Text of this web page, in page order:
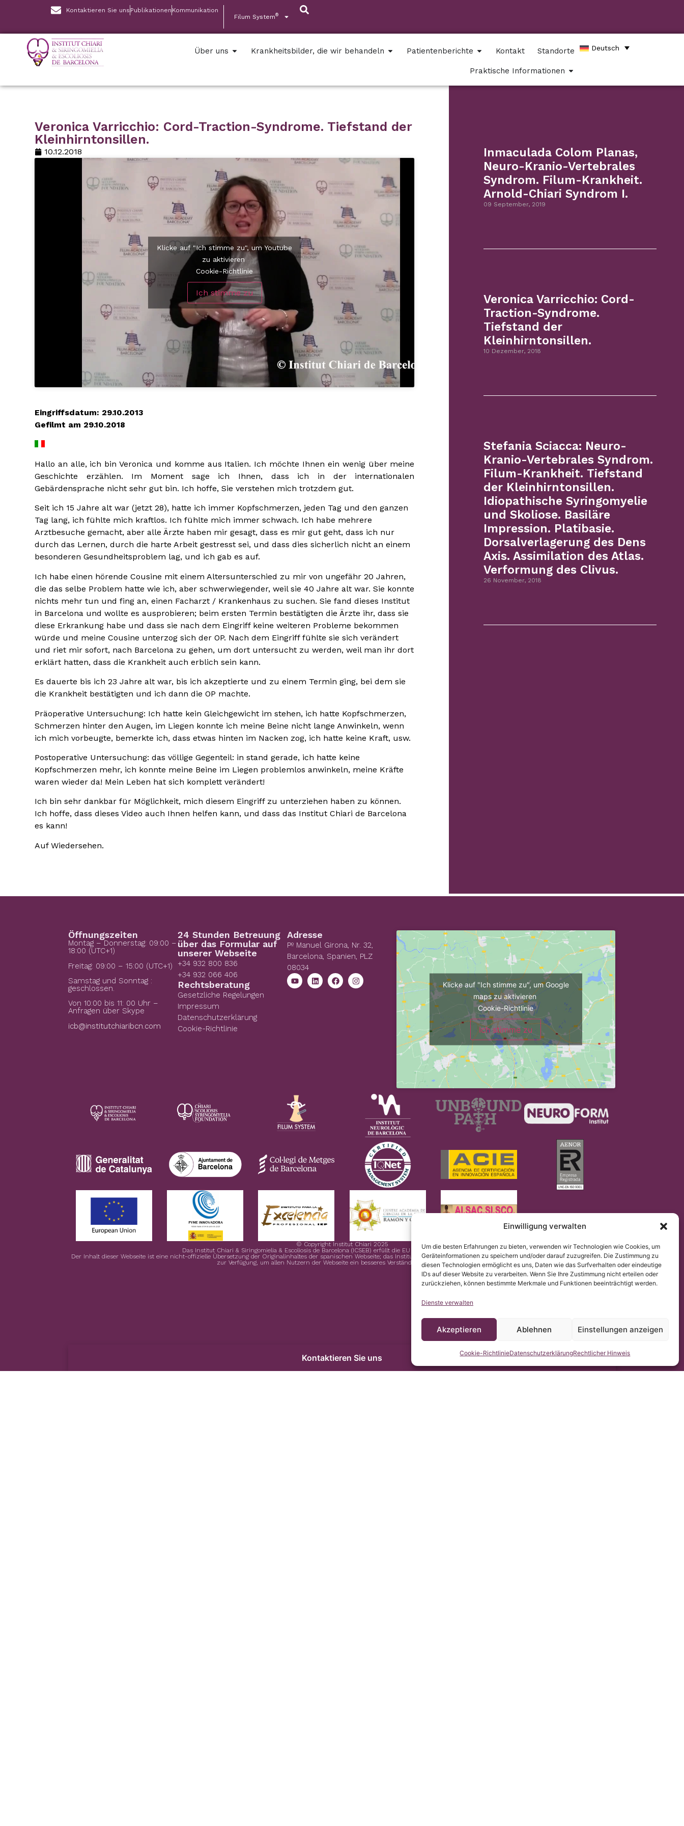
Einwilligung verwalten
Um die besten Erfahrungen zu bieten, verwenden wir Technologien wie Cookies, um
Geräteinformationen zu speichern und/oder darauf zuzugreifen. Die Zustimmung zu
diesen Technologien ermöglicht es uns, Daten wie das Surfverhalten oder eindeutige
IDs auf dieser Website zu verarbeiten. Wenn Sie Ihre Zustimmung nicht erteilen oder
zurückziehen, können bestimmte Merkmale und Funktionen beeinträchtigt werden.
Dienste verwalten
Akzeptieren Ablehnen Einstellungen anzeigen
Cookie-RichtlinieDatenschutzerklärungRechtlicher Hinweis
Kontaktieren Sie uns Publikationen Kommunikation
Filum System®
Über uns Krankheitsbilder, die wir behandeln Patientenberichte Kontakt Standorte
Praktische Informationen
Deutsch
Veronica Varricchio: Cord-Traction-Syndrome. Tiefstand der
Kleinhirntonsillen.
10.12.2018
Klicke auf "Ich stimme zu", um Youtube
zu aktivieren
Cookie-Richtlinie
Ich stimme zu
Eingriffsdatum: 29.10.2013
Gefilmt am 29.10.2018
Hallo an alle, ich bin Veronica und komme aus Italien. Ich möchte Ihnen ein wenig über meine
Geschichte erzählen. Im Moment sage ich Ihnen, dass ich in der internationalen
Gebärdensprache nicht sehr gut bin. Ich hoffe, Sie verstehen mich trotzdem gut.
Seit ich 15 Jahre alt war (jetzt 28), hatte ich immer Kopfschmerzen, jeden Tag und den ganzen
Tag lang, ich fühlte mich kraftlos. Ich fühlte mich immer schwach. Ich habe mehrere
Arztbesuche gemacht, aber alle Ärzte haben mir gesagt, dass es mir gut geht, dass ich nur
durch das Lernen, durch die harte Arbeit gestresst sei, und dass dies sicherlich nicht an einem
besonderen Gesundheitsproblem lag, und ich gab es auf.
Ich habe einen hörende Cousine mit einem Altersunterschied zu mir von ungefähr 20 Jahren,
die das selbe Problem hatte wie ich, aber schwerwiegender, weil sie 40 Jahre alt war. Sie konnte
nichts mehr tun und fing an, einen Facharzt / Krankenhaus zu suchen. Sie fand dieses Institut
in Barcelona und wollte es ausprobieren; beim ersten Termin bestätigten die Ärzte ihr, dass sie
diese Erkrankung habe und dass sie nach dem Eingriff keine weiteren Probleme bekommen
würde und meine Cousine unterzog sich der OP. Nach dem Eingriff fühlte sie sich verändert
und riet mir sofort, nach Barcelona zu gehen, um dort untersucht zu werden, weil man ihr dort
erklärt hatten, dass die Krankheit auch erblich sein kann.
Es dauerte bis ich 23 Jahre alt war, bis ich akzeptierte und zu einem Termin ging, bei dem sie
die Krankheit bestätigten und ich dann die OP machte.
Präoperative Untersuchung: Ich hatte kein Gleichgewicht im stehen, ich hatte Kopfschmerzen,
Schmerzen hinter den Augen, im Liegen konnte ich meine Beine nicht lange Anwinkeln, wenn
ich mich vorbeugte, bemerkte ich, dass etwas hinten im Nacken zog, ich hatte keine Kraft, usw.
Postoperative Untersuchung: das völlige Gegenteil: in stand gerade, ich hatte keine
Kopfschmerzen mehr, ich konnte meine Beine im Liegen problemlos anwinkeln, meine Kräfte
waren wieder da! Mein Leben hat sich komplett verändert!
Ich bin sehr dankbar für Möglichkeit, mich diesem Eingriff zu unterziehen haben zu können.
Ich hoffe, dass dieses Video auch Ihnen helfen kann, und dass das Institut Chiari de Barcelona
es kann!
Auf Wiedersehen.
Inmaculada Colom Planas,
Neuro-Kranio-Vertebrales
Syndrom. Filum-Krankheit.
Arnold-Chiari Syndrom I.
09 September, 2019
Veronica Varricchio: Cord-
Traction-Syndrome.
Tiefstand der
Kleinhirntonsillen.
10 Dezember, 2018
Stefania Sciacca: Neuro-
Kranio-Vertebrales Syndrom.
Filum-Krankheit. Tiefstand
der Kleinhirntonsillen.
Idiopathische Syringomyelie
und Skoliose. Basiläre
Impression. Platibasie.
Dorsalverlagerung des Dens
Axis. Assimilation des Atlas.
Verformung des Clivus.
26 November, 2018
Öffnungszeiten
Montag – Donnerstag: 09:00 –
18:00 (UTC+1)
Freitag: 09:00 – 15:00 (UTC+1)
Samstag und Sonntag :
geschlossen.
Von 10:00 bis 11: 00 Uhr –
Anfragen über Skype
icb@institutchiaribcn.com
24 Stunden Betreuung
über das Formular auf
unserer Webseite
+34 932 800 836
+34 932 066 406
Rechtsberatung
Gesetzliche Regelungen
Impressum
Datenschutzerklärung
Cookie-Richtlinie
Adresse
Pº Manuel Girona, Nr. 32,
Barcelona, Spanien, PLZ
08034
Klicke auf "Ich stimme zu", um Google
maps zu aktivieren
Cookie-Richtlinie
Ich stimme zu
© Copyright Institut Chiari 2025
Das Institut Chiari & Siringomielia & Escoliosis de Barcelona (ICSEB) erfüllt die EU Verordnung 2016/679 (DSGVO).
Der Inhalt dieser Webseite ist eine nicht-offizielle Übersetzung der Originalinhaltes der spanischen Webseite; das Institut Chiari & Siringomielia & Escoliosis de Barcelona stellt die Übersetzung
zur Verfügung, um allen Nutzern der Webseite ein besseres Verständnis zu ermöglichen.
Kontaktieren Sie uns